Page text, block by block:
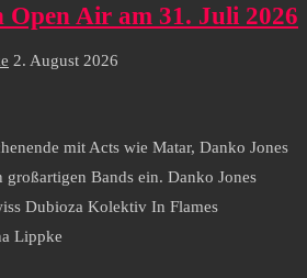
Open Air am 31. Juli 2026
2. August 2026
mit Acts wie Matar, Danko Jones
großartigen Bands ein. Danko Jones
Dubioza Kolektiv In Flames
Lippke